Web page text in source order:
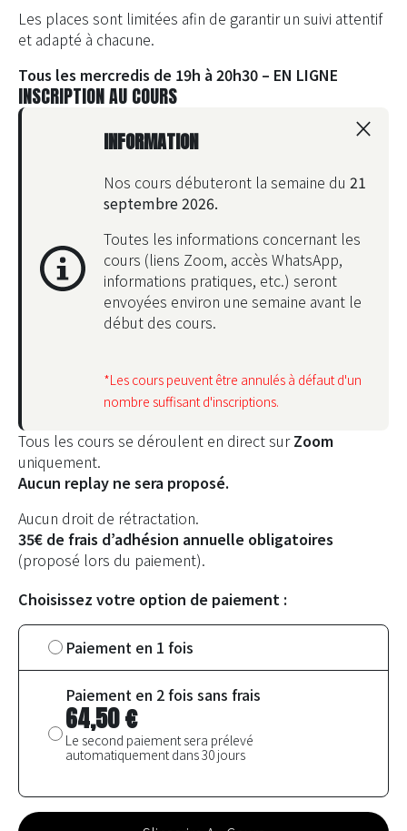
Les places sont limitées afin de garantir un suivi attentif
et adapté à chacune.
Tous les mercredis de 19h à 20h30 – EN LIGNE
INSCRIPTION AU COURS
INFORMATION
Nos cours débuteront la semaine du 21
septembre 2026.
Toutes les informations concernant les
cours (liens Zoom, accès WhatsApp,
informations pratiques, etc.) seront
envoyées environ une semaine avant le
début des cours.
*Les cours peuvent être annulés à défaut d'un
nombre suffisant d'inscriptions.
×
Tous les cours se déroulent en direct surZoom
uniquement.
Aucun replay ne sera proposé.
Aucun droit de rétractation.
35€ de frais d’adhésion annuelle obligatoires
(proposé lors du paiement).
Choisissez votre option de paiement :
Choisir
type
Paiement en 1 fois
Paiement en 2 fois sans frais
129,00 €.
64,50€
prix